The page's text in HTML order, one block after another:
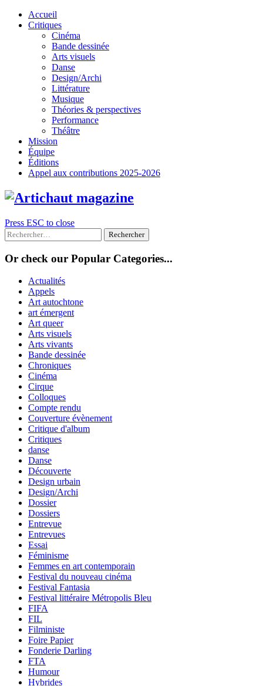
Skip
Accueil
Critiques
Cinéma
Bande dessinée
Arts visuels
Danse
Design/Archi
Littérature
Musique
Théories & perspectives
Performance
Théâtre
Mission
Équipe
Éditions
Appel aux contributions 2025-2026
Press ESC to close
Rechercher :
Or check our Popular Categories...
Actualités
Appels
Art autochtone
art émergent
Art queer
Arts visuels
Arts vivants
Bande dessinée
Chroniques
Cinéma
Cirque
Colloques
Compte rendu
Couverture évènement
Critique d'album
Critiques
danse
Danse
Découverte
Design urbain
Design/Archi
Dossier
Dossiers
Entrevue
Entrevues
Essai
Féminisme
Femmes en art contemporain
Festival du nouveau cinéma
Festival Fantasia
Festival littéraire Métropolis Bleu
FIFA
FIL
Filministe
Foire Papier
Fonderie Darling
FTA
Humour
Hybrides